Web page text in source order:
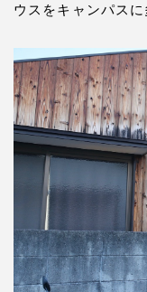
ウスをキャンパス